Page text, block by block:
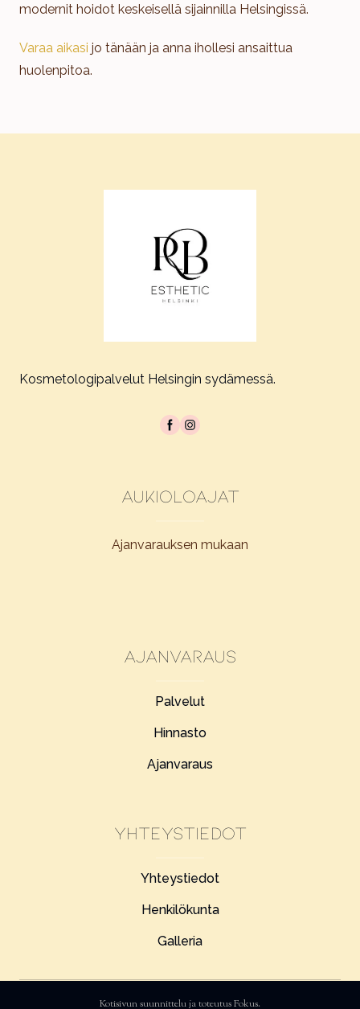
modernit hoidot keskeisellä sijainnilla Helsingissä.
Varaa aikasi jo tänään ja anna ihollesi ansaittua
huolenpitoa.
Kosmetologipalvelut Helsingin sydämessä.
Aukioloajat
Ajanvarauksen mukaan
Ajanvaraus
Palvelut
Hinnasto
Ajanvaraus
Yhteystiedot
Yhteystiedot
Henkilökunta
Galleria
Kotisivun suunnittelu ja toteutusFokus.